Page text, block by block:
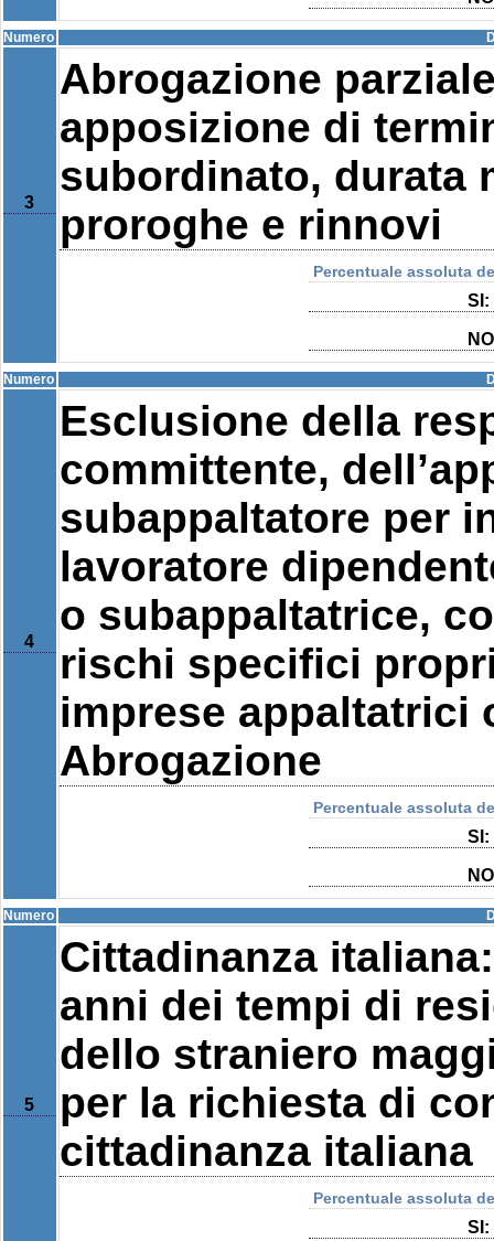
Numero
3
Abrogazione
apposizione di
subordinato, durata
proroghe e rinnovi
Percentuale assoluta
SI:
Numero
4
Esclusione della
committente,
subappaltatore per
lavoratore
o subappaltatrice,
rischi specifici
imprese appaltatrici
Abrogazione
Percentuale assoluta
SI:
Numero
5
Cittadinanza
anni dei tempi di
dello straniero
per la richiesta di
cittadinanza italiana
Percentuale assoluta
SI: